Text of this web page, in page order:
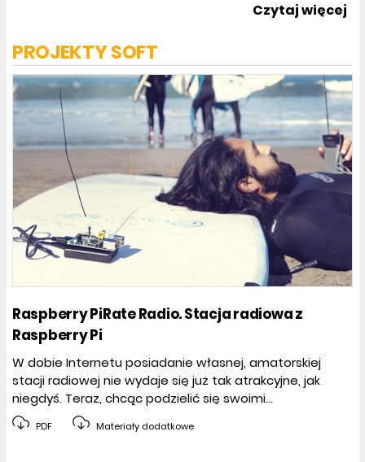
Czytaj więcej
PROJEKTY SOFT
Raspberry PiRate Radio. Stacja radiowa z
Raspberry Pi
W dobie Internetu posiadanie własnej, amatorskiej
stacji radiowej nie wydaje się już tak atrakcyjne, jak
niegdyś. Teraz, chcąc podzielić się swoimi...
PDF Materiały dodatkowe